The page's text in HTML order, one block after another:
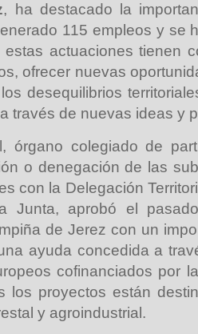
, ha destacado la
115 empleos y se
actuaciones tienen
ofrecer nuevas
desequilibrios
través de nuevas ideas y
órgano colegiado de
o denegación de las
con la Delegación
Junta, aprobó el
de Jerez con un
ayuda concedida a
cofinanciados por
los proyectos están
y agroindustrial.